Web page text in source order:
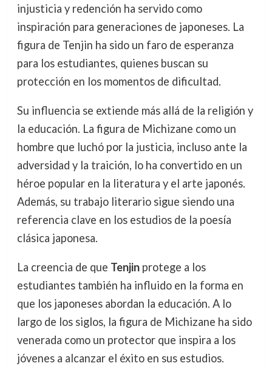
injusticia y redención ha servido como
inspiración para generaciones de japoneses. La
figura de Tenjin ha sido un faro de esperanza
para los estudiantes, quienes buscan su
protección en los momentos de dificultad.
Su influencia se extiende más allá de la religión y
la educación. La figura de Michizane como un
hombre que luchó por la justicia, incluso ante la
adversidad y la traición, lo ha convertido en un
héroe popular en la literatura y el arte japonés.
Además, su trabajo literario sigue siendo una
referencia clave en los estudios de la poesía
clásica japonesa.
La creencia de que Tenjinprotege a los
estudiantes también ha influido en la forma en
que los japoneses abordan la educación. A lo
largo de los siglos, la figura de Michizane ha sido
venerada como un protector que inspira a los
jóvenes a alcanzar el éxito en sus estudios.